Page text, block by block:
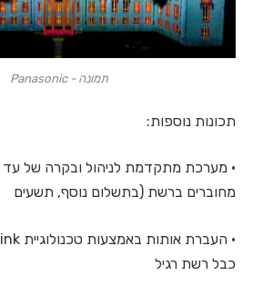
תמונה - Panasonic
תכונות נוספות:
מחוברים ברשת (בתשלום נוסף,
כבל רשת רגיל